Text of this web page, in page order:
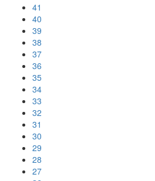
41
40
39
38
37
36
35
34
33
32
31
30
29
28
27